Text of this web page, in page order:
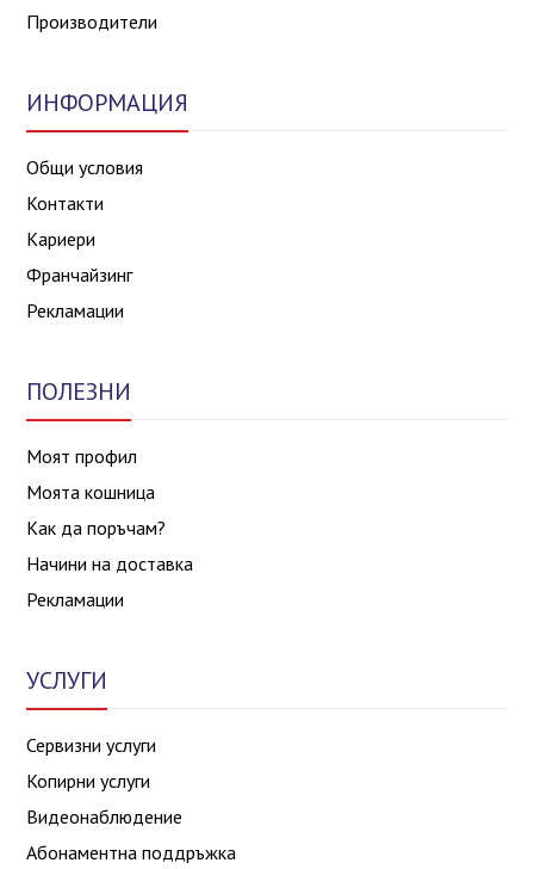
Производители
ИНФОРМАЦИЯ
Общи условия
Контакти
Кариери
Франчайзинг
Рекламации
ПОЛЕЗНИ
Моят профил
Моята кошница
Как да поръчам?
Начини на доставка
Рекламации
УСЛУГИ
Сервизни услуги
Копирни услуги
Видеонаблюдение
Абонаментна поддръжка